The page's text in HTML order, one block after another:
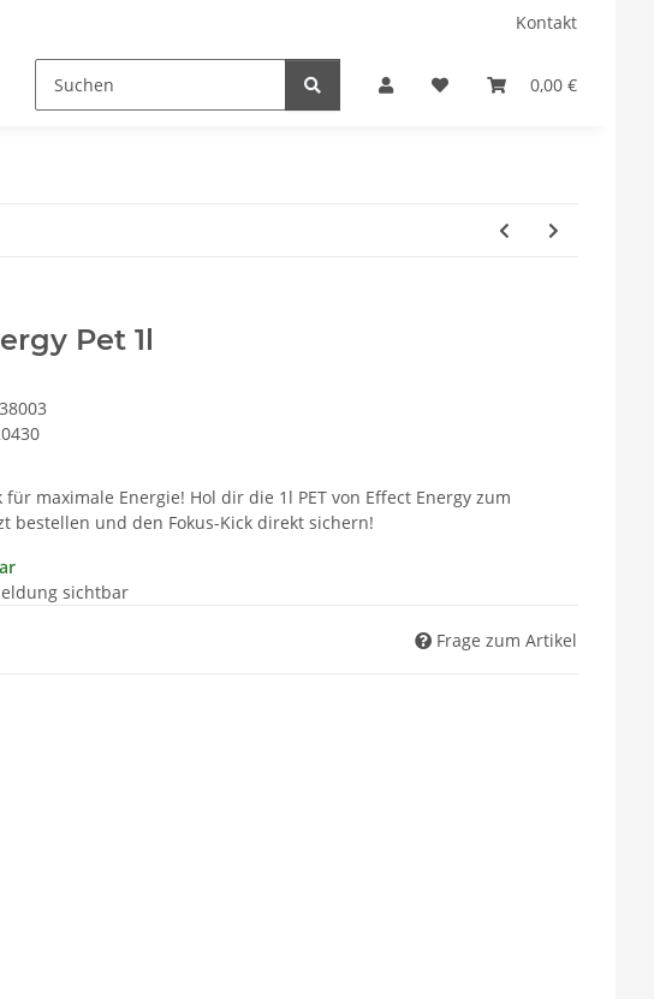
Kontakt
0,00 €
Pet 1l
38003
für maximale Energie! Hol dir die 1l PET von Effect Energy zum
bestellen und den Fokus-Kick direkt sichern!
sichtbar
Frage zum Artikel